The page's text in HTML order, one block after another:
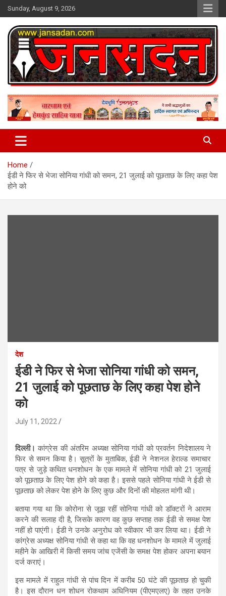
Skip
to
content
Sunday, August 9, 2026
Jan Sadan
Home
ईडी ने फिर से भेजा सोनिया गांधी को समन, 21 जुलाई को पूछताछ के लिए कहा पेश
होने को
देश
ईडी ने फिर से भेजा सोनिया गांधी को समन,
21 जुलाई को पूछताछ के लिए कहा पेश होने
को
July 11, 2022
दिल्ली। कांग्रेस की अंतरिम अध्यक्ष सोनिया गांधी को प्रवर्तन निदेशालय ने
फिर से समन किया है। सूत्रों के मुताबिक, ईडी ने नेशनल हेराल्ड समाचार
पत्र से जुड़े कथित धनशोधन के एक मामले में सोनिया गांधी को 21 जुलाई
को पूछताछ के लिए पेश होने को कहा है। इससे पहले सोनिया गांधी ने ईडी से
पूछताछ को लेकर पेश होने के लिए कुछ और दिनों की मोहलत मांगी थी।
बताया गया था कि कोरोना से जूझ रहीं सोनिया गांधी को डॉक्टरों ने आराम
करने की सलाह दी है, जिसके कारण वह कुछ सप्ताह तक ईडी से समक्ष पेश
नहीं हो पाएंगी। ईडी ने उनके अनुरोध को स्वीकार भी कर लिया था। ईडी ने
कांग्रेस अध्यक्ष सोनिया गांधी से कहा था कि वह धनशोधन के मामले में जुलाई
महीने के आखिरी में किसी समय जांच एजेंसी के समक्ष पेश होकर अपना बयान
दर्ज कराएं।
इस मामले में राहुल गांधी से पांच दिन में करीब 50 घंटे की पूछताछ हो चुकी
है। इस दौरान धन शोधन रोकथाम अधिनियम (पीएमएलए) के तहत उनके